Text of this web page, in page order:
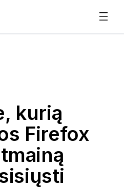
kurią
Firefox